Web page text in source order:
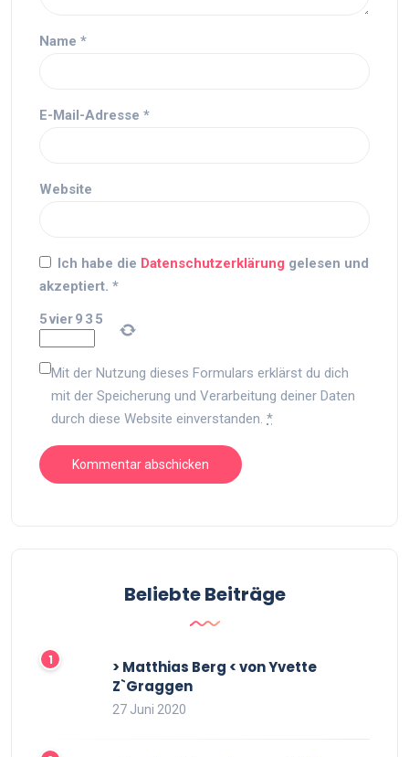
Name *
E-Mail-Adresse *
Website
Ich habe die Datenschutzerklärung gelesen und
akzeptiert. *
5vier9 3 5
Mit der Nutzung dieses Formulars erklärst du dich
mit der Speicherung und Verarbeitung deiner Daten
durch diese Website einverstanden. *
Beliebte Beiträge
> Matthias Berg < von Yvette
Z`Graggen
27 Juni 2020